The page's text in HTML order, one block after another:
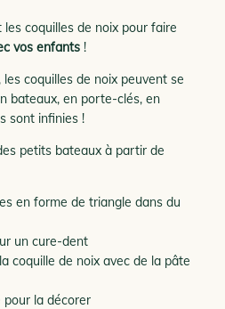
coquilles de noix pour faire
vos enfants !
coquilles de noix peuvent se
bateaux, en porte-clés, en
sont infinies !
petits bateaux à partir de
en forme de triangle dans du
un cure-dent
coquille de noix avec de la pâte
pour la décorer